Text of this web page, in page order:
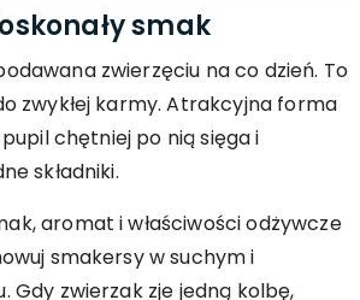
smak
zwierzęciu na co dzień. To
zwykłej karmy. Atrakcyjna forma
chętniej po nią sięga i
składniki.
aromat i właściwości odżywcze
smakersy w suchym i
Gdy zwierzak zje jedną kolbę,